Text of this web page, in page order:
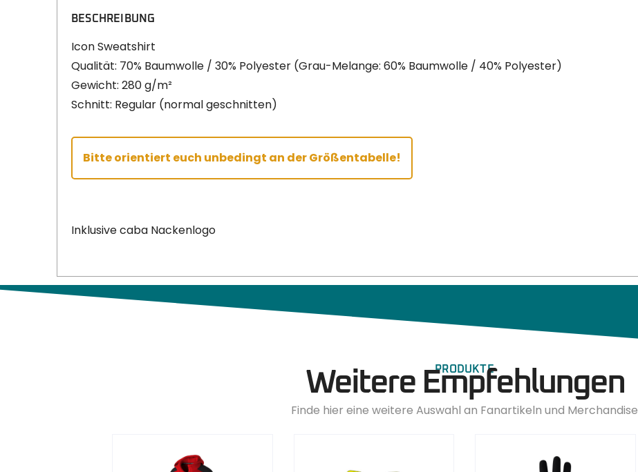
BESCHREIBUNG
Icon Sweatshirt
Qualität: 70% Baumwolle / 30% Polyester (Grau-Melange: 60% Baumwolle / 40% Polyester)
Gewicht: 280 g/m²
Schnitt: Regular (normal geschnitten)
Bitte orientiert euch unbedingt an der Größentabelle!
Inklusive caba Nackenlogo
PRODUKTE
Weitere Empfehlungen
Finde hier eine weitere Auswahl an Fanartikeln und Merchandise